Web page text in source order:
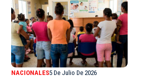
NACIONALES5 De Julio De 2026